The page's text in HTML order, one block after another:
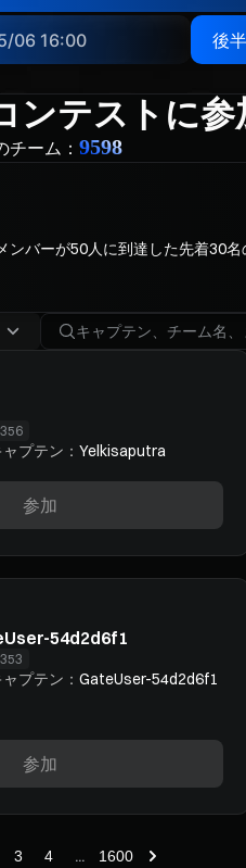
06 16:00 後
ンテストに参
チーム： 9598
バーが50人に到達した先着30
プテン： Yelkisaputra
参加
54d2d6f1
プテン： GateUser-54d2d6f1
参加
3 4 ... 1600